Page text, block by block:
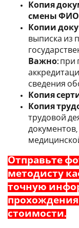
Копия
смены ФИО
Копии
выписка из
Важно: при
сведения
Копия
Копия
трудовой
Отправьте
методисту
точную
стоимости.